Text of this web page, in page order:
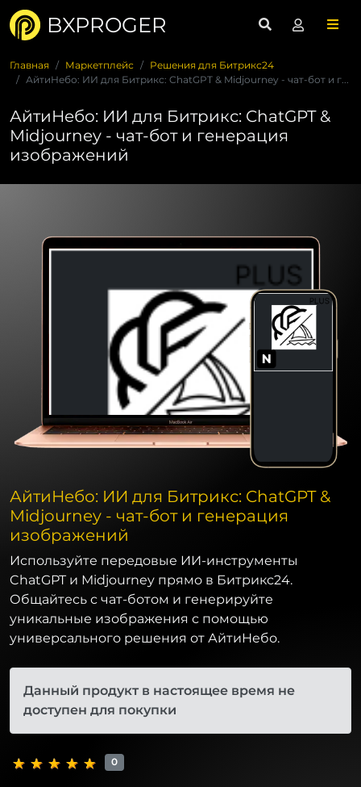
BXPROGER
Главная Маркетплейс
Решения для Битрикс24
АйтиНебо: ИИ для Битрикс: ChatGPT & Midjourney - чат-бот и г...
АйтиНебо: ИИ для Битрикс: ChatGPT &
Midjourney - чат-бот и генерация
изображений
АйтиНебо: ИИ для Битрикс: ChatGPT &
Midjourney - чат-бот и генерация
изображений
Используйте передовые ИИ-инструменты
ChatGPT и Midjourney прямо в Битрикс24.
Общайтесь с чат-ботом и генерируйте
уникальные изображения с помощью
универсального решения от АйтиНебо.
Данный продукт в настоящее время не
доступен для покупки
0